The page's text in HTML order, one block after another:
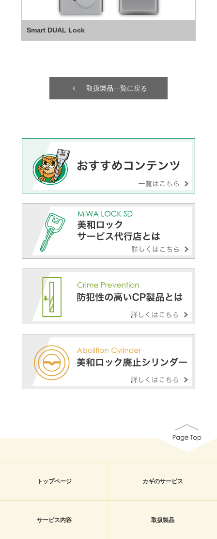
Smart DUAL Lock
取扱製品一覧に戻る
トップページ カギのサービス
サービス内容 取扱製品